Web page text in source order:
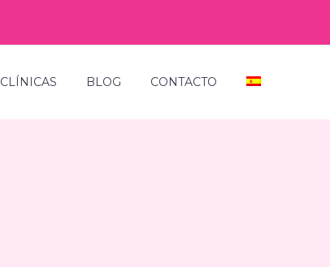
CLÍNICAS BLOG CONTACTO